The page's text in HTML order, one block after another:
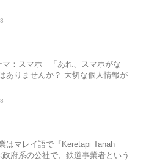
マ：スマホ 「あれ、スマホがな
ありませんか？ 大切な個人情報が
マレイ語で『Keretapi Tanah
府系の公社で、鉄道事業者という